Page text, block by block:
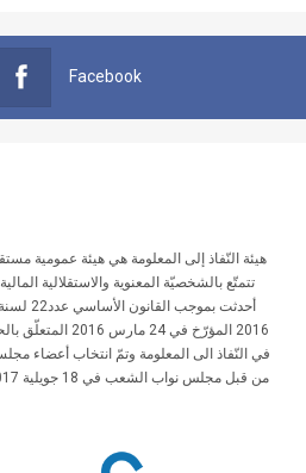
Facebook
هيئة النّفاذ إلى المعلومة هي هيئة عمومية
تتمتّع بالشخصيّة المعنوية والاستقلالية المالية
أحدثت بموجب القانون الأساسي عدد22 لسنة
2016 المؤرّخ في 24 مارس 2016
في النّفاذ الى المعلومة وتمّ انتخاب أعضاء
من قبل مجلس نواب الشعب في 18 جويلية 2017